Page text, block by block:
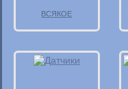
ВСЯКОЕ